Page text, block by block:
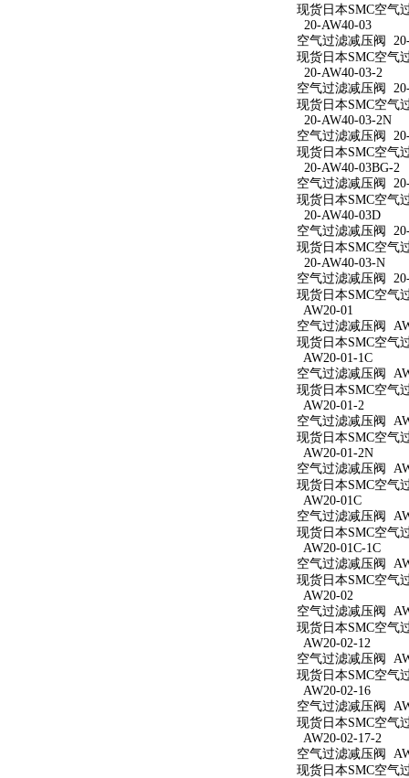
现货日本SMC空气
20-AW40-03
空气过滤减压阀
现货日本SMC空气
20-AW40-03-2
空气过滤减压阀
现货日本SMC空气
20-AW40-03-2N
空气过滤减压阀
现货日本SMC空气
20-AW40-03BG-2
空气过滤减压阀
现货日本SMC空气
20-AW40-03D
空气过滤减压阀
现货日本SMC空气
20-AW40-03-N
空气过滤减压阀
现货日本SMC空气
AW20-01
空气过滤减压阀
现货日本SMC空气
AW20-01-1C
空气过滤减压阀
现货日本SMC空气
AW20-01-2
空气过滤减压阀
现货日本SMC空气
AW20-01-2N
空气过滤减压阀
现货日本SMC空气
AW20-01C
空气过滤减压阀
现货日本SMC空气
AW20-01C-1C
空气过滤减压阀
现货日本SMC空气
AW20-02
空气过滤减压阀
现货日本SMC空气
AW20-02-12
空气过滤减压阀
现货日本SMC空气
AW20-02-16
空气过滤减压阀
现货日本SMC空气
AW20-02-17-2
空气过滤减压阀
现货日本SMC空气